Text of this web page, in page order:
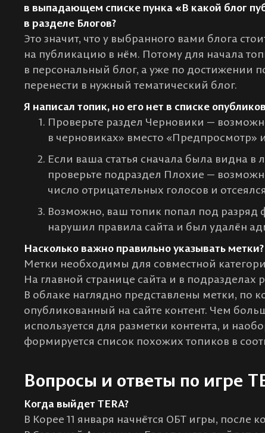
в выпадающем списке пунка «В какой блог
в разделе Блогов?
Это значит, что у выбранного вами блога
на публикацию в нём. Потому для начала
в персональный блог, а уже по достижении
перенести в нужный тематический блог.
Я написал топик, но его нет в списке
Проверьте раздел Черновики —
в черновиках» вместо «Предпросмотр»
Если ваша статья сначала была видна в
проверьте подраздел Плохие —
число отрицательных голосов и
Возможно, ваш топик попал под
нарушил правила сайта и был удалён
Насколько важно правильно указывать метки?
Метки необходимы для совместной
На главной странице сайта и в подразделах
В облаке наглядно представлены метки, по
опубликованный на сайте контент. Чем
используется для разметки контента, и
формируется список похожих топиков в
Вопросы и ответы по игре
Когда выйдет TERA?
В Корее 11 января начнётся ОБТ игры, после